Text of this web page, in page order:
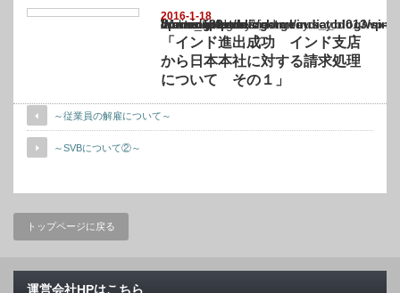
2016-1-18
Warning
: Undefined array key "show_category" in
/home/netst/kuno-cpa.co.jp/public_html/india_blog/wp-content/themes/
on line183
「インド進出成功 インド支店
から日本本社に対する請求処理
について その１」
～従業員の解雇について～
～SVBについて②～
トップページに戻る
運営会社HPはこちら